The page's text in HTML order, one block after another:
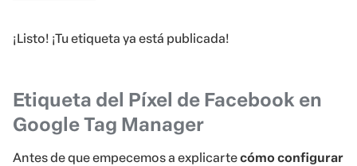
¡Listo! ¡Tu etiqueta ya está publicada!
Etiqueta del Píxel de Facebook en
Google Tag Manager
Antes de que empecemos a explicartecómo configurar